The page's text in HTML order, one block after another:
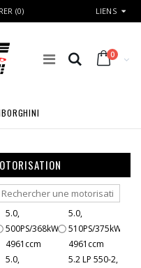
(0) LIENS
0
5.0,
500PS/368kW,
4961ccm
5.0,
510PS/375kW,
4961ccm
5.0,
5.2 LP 550-2,